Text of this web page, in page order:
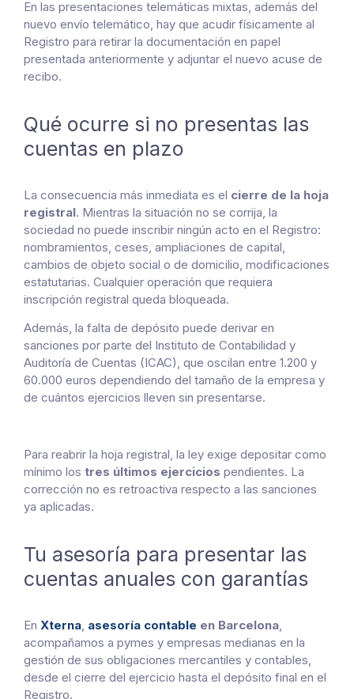
En las presentaciones telemáticas mixtas, además del
nuevo envío telemático, hay que acudir físicamente al
Registro para retirar la documentación en papel
presentada anteriormente y adjuntar el nuevo acuse de
recibo.
Qué ocurre si no presentas las
cuentas en plazo
La consecuencia más inmediata es el cierre de la hoja
registral. Mientras la situación no se corrija, la
sociedad no puede inscribir ningún acto en el Registro:
nombramientos, ceses, ampliaciones de capital,
cambios de objeto social o de domicilio, modificaciones
estatutarias. Cualquier operación que requiera
inscripción registral queda bloqueada.
Además, la falta de depósito puede derivar en
sanciones por parte del Instituto de Contabilidad y
Auditoría de Cuentas (ICAC), que oscilan entre 1.200 y
60.000 euros dependiendo del tamaño de la empresa y
de cuántos ejercicios lleven sin presentarse.
Para reabrir la hoja registral, la ley exige depositar como
mínimo los tres últimos ejercicios pendientes. La
corrección no es retroactiva respecto a las sanciones
ya aplicadas.
Tu asesoría para presentar las
cuentas anuales con garantías
En Xterna asesoría contable en Barcelona
acompañamos a pymes y empresas medianas en la
gestión de sus obligaciones mercantiles y contables,
desde el cierre del ejercicio hasta el depósito final en el
Registro.